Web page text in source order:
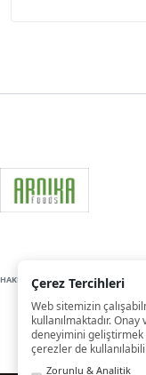
HAKLARI SAKLIDIR
Çerez Tercihleri
Web sitemizin
kullanılmaktadır.
deneyimini geliştirmek
çerezler de
Zorunlu & Analitik